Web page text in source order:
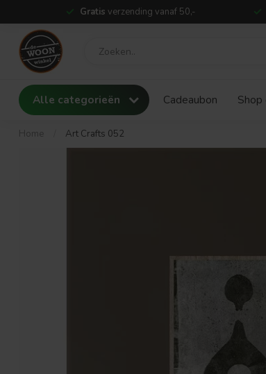
Gratis verzending vanaf 50,-
Alle categorieën Cadeaubon
Home Art Crafts 052